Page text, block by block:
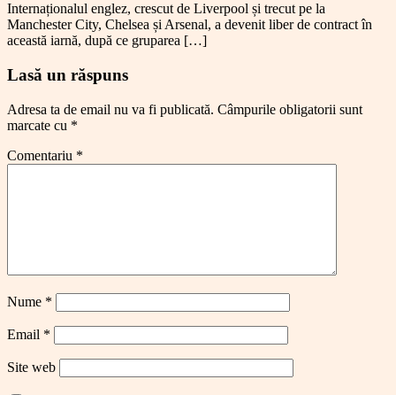
Internaționalul englez, crescut de Liverpool și trecut pe la
Manchester City, Chelsea și Arsenal, a devenit liber de contract în
această iarnă, după ce gruparea […]
Lasă un răspuns
Adresa ta de email nu va fi publicată. Câmpurile obligatorii sunt
marcate cu *
Comentariu *
Nume *
Email *
Site web